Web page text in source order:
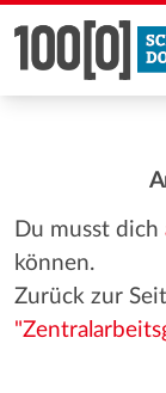
Du musst dich
können.
Zurück zur